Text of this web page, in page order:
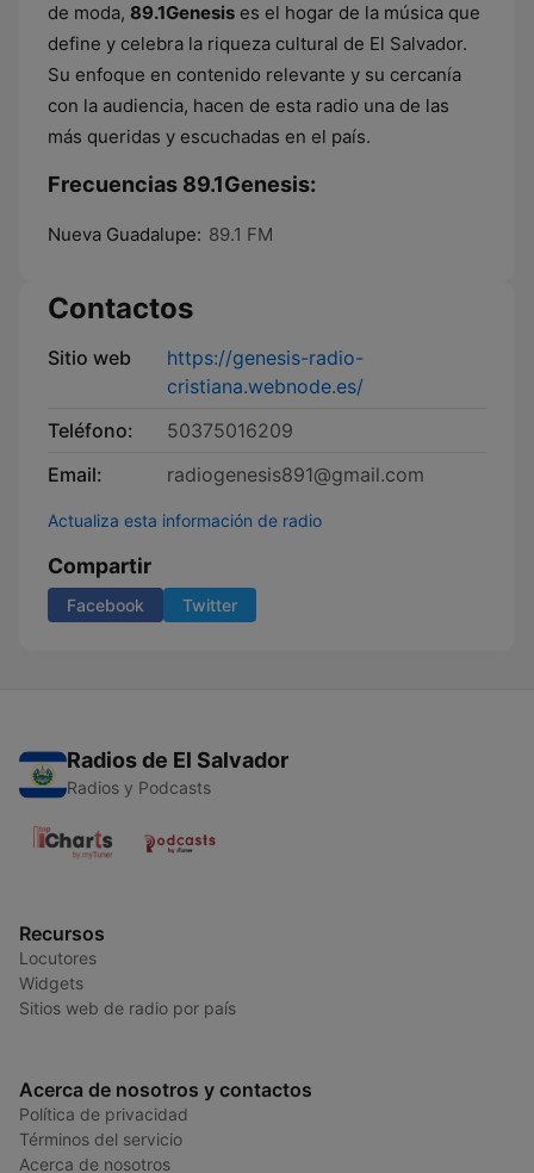
de moda, 89.1Genesis es el hogar de la música que
define y celebra la riqueza cultural de El Salvador.
Su enfoque en contenido relevante y su cercanía
con la audiencia, hacen de esta radio una de las
más queridas y escuchadas en el país.
Frecuencias 89.1Genesis:
Nueva Guadalupe: 89.1 FM
Contactos
Sitio web
https://genesis-radio-
cristiana.webnode.es/
Teléfono:
50375016209
Email:
radiogenesis891@gmail.com
Actualiza esta información de radio
Compartir
Facebook Twitter
Radios de El Salvador
Radios y Podcasts
Recursos
Locutores
Widgets
Sitios web de radio por país
Acerca de nosotros y contactos
Política de privacidad
Términos del servicio
Acerca de nosotros